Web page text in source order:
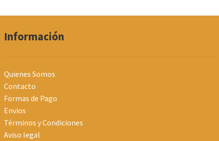
Información
Quienes Somos
Contacto
Formas de Pago
Envios
Términos y Condiciones
Aviso legal